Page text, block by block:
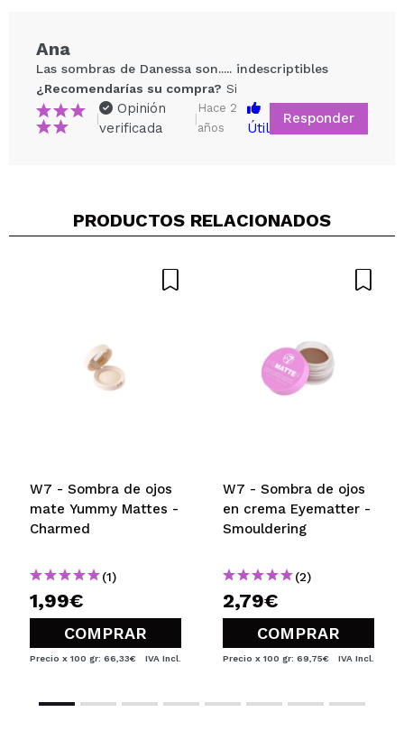
Compartir un vídeo o una foto
Tu vídeo podría ser el primero. Imagínatelo...
¿Recomendarías su compra?
Ana
Las sombras de Danessa son..... indescriptibles
¿Recomendarías su compra? Si
|
Opinión
verificada
|
Hace 2
años
Útil
Responder
PRODUCTOS RELACIONADOS
W7 - Sombra de ojos
mate Yummy Mattes -
Charmed
(1)
1,99€
COMPRAR
Precio x 100 gr: 66,33€ IVA Incl.
W7 - Sombra de ojos
en crema Eyematter -
Smouldering
(2)
2,79€
COMPRAR
Precio x 100 gr: 69,75€ IVA Incl.